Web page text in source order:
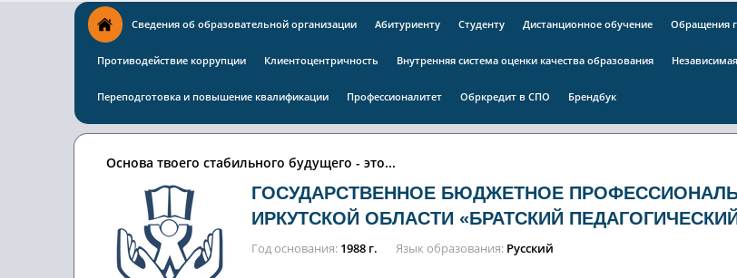
Сведения об образовательной организации Абитуриенту Студенту Дистанционное обучение Обращения
Противодействие коррупции Клиентоцентричность Внутренняя система оценки качества образования
Переподготовка и повышение квалификации Профессионалитет Обркредит в СПО Брендбук
Основа твоего стабильного будущего - это...
ГОСУДАРСТВЕННОЕ БЮДЖЕТНОЕ
ИРКУТСКОЙ ОБЛАСТИ «БРАТСКИЙ
Год основания 1988 г. Язык образования Русский